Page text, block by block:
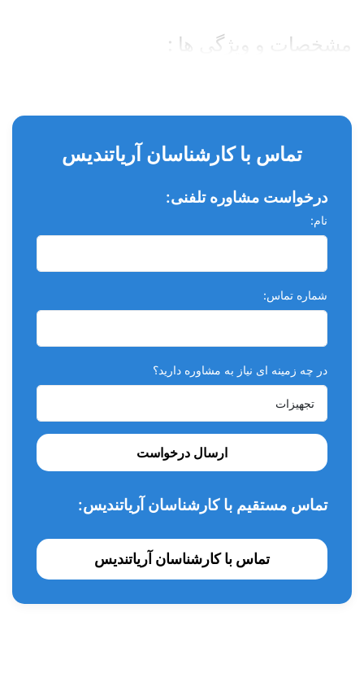
مشخصات و ویژگی ها :
مناسب برای اچینگ در سطح مینا و عاج دندان
مناسب برای استفاده قبل از کامپوزیت، باندینگ، ادهزیو و انواع
سیلانت ها
دارای خصوصیت شیمیایی منحصر بفرد Self-limiting جهت
عمقی بیشتر از 1.9 میلی متر نفوذ نمی کند.
ساخت کشور آمریکا
1.2میلی لیتری
تماس با کارشناسان آریاتندیس
درخواست مشاوره تلفنی:
نام:
شماره تماس:
در چه زمینه ای نیاز به مشاوره دارید؟
ارسال درخواست
تماس مستقیم با کارشناسان آریاتندیس:
تماس با کارشناسان آریاتندیس